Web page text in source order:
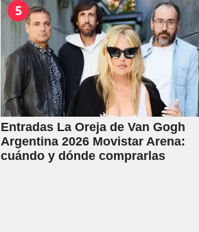
5
Entradas La Oreja de Van Gogh
Argentina 2026 Movistar Arena:
cuándo y dónde comprarlas